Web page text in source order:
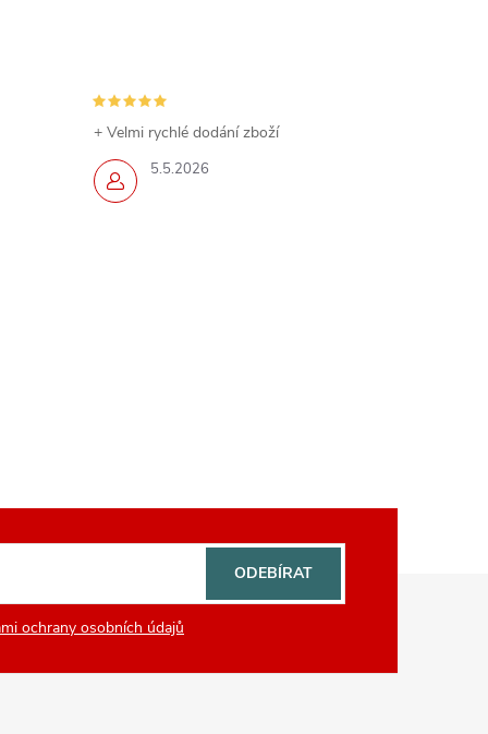
5.5.2026
+ Velmi rychlé dodání zboží
ochrany osobních údajů
ODEBÍRAT